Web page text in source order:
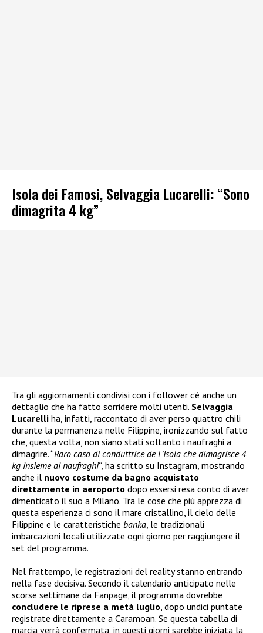
Isola dei Famosi, Selvaggia Lucarelli: “Sono
dimagrita 4 kg”
Tra gli aggiornamenti condivisi con i follower c’è anche un
dettaglio che ha fatto sorridere molti utenti. Selvaggia
Lucarelli ha, infatti, raccontato di aver perso quattro chili
durante la permanenza nelle Filippine, ironizzando sul fatto
che, questa volta, non siano stati soltanto i naufraghi a
dimagrire. “Raro caso di conduttrice de L’Isola che dimagrisce 4
kg insieme ai naufraghi“, ha scritto su Instagram, mostrando
anche il nuovo costume da bagno acquistato
direttamente in aeroporto dopo essersi resa conto di aver
dimenticato il suo a Milano. Tra le cose che più apprezza di
questa esperienza ci sono il mare cristallino, il cielo delle
Filippine e le caratteristiche banka, le tradizionali
imbarcazioni locali utilizzate ogni giorno per raggiungere il
set del programma.
Nel frattempo, le registrazioni del reality stanno entrando
nella fase decisiva. Secondo il calendario anticipato nelle
scorse settimane da Fanpage, il programma dovrebbe
concludere le riprese a metà luglio, dopo undici puntate
registrate direttamente a Caramoan. Se questa tabella di
marcia verrà confermata, in questi giorni sarebbe iniziata la